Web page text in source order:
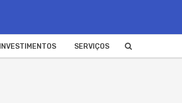
INVESTIMENTOS SERVIÇOS